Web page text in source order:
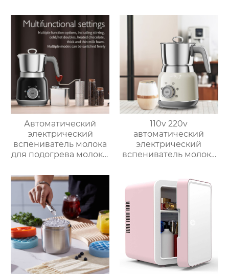
столешнице, 10-
слойный гриль,
Постоянная
температура 800℃,
Нержавеющая сталь
Автоматический
электрический
вспениватель молока
для подогрева молока,
корпус из матовой
нержавеющей стали,
домашний
пароварочный
аппарат для молока
110v 220v
автоматический
электрический
вспениватель молока
приготовления
горячего шоколада